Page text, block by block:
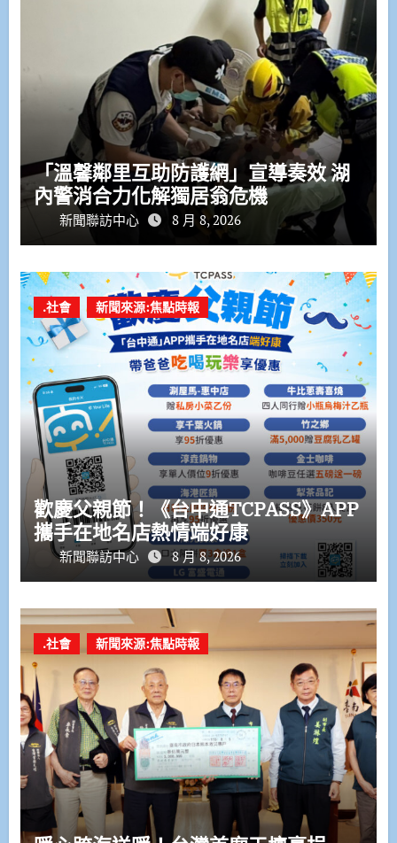
「溫馨鄰里互助防護網」宣導奏效 湖
內警消合力化解獨居翁危機
新聞聯訪中心 8 月 8, 2026
.社會 新聞來源:焦點時報
歡慶父親節！《台中通TCPASS》APP
攜手在地名店熱情端好康
新聞聯訪中心 8 月 8, 2026
.社會 新聞來源:焦點時報